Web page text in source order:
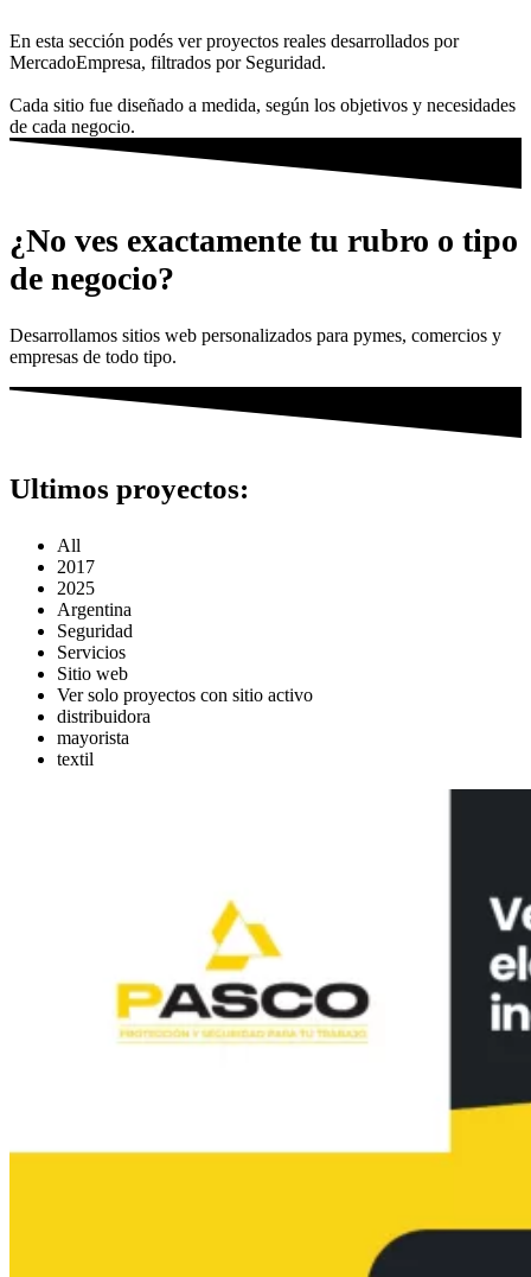
En esta sección podés ver proyectos reales desarrollados por
MercadoEmpresa, filtrados por Seguridad.
Cada sitio fue diseñado a medida, según los objetivos y necesidades
de cada negocio.
¿No ves exactamente tu rubro o tipo
de negocio?
Desarrollamos sitios web personalizados para pymes, comercios y
empresas de todo tipo.
Ultimos proyectos:
All
2017
2025
Argentina
Seguridad
Servicios
Sitio web
Ver solo proyectos con sitio activo
distribuidora
mayorista
textil